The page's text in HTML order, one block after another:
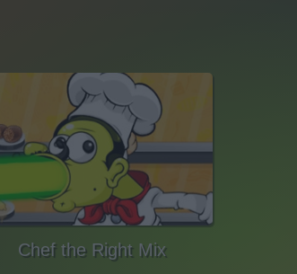
Chef the Right Mix